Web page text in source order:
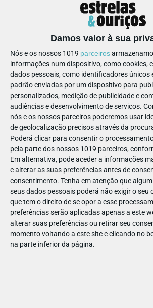
Damos valor à sua
Nós e os nossos 1019 parceiros
informações num dispositivo, como cookies,
dados pessoais, como identificadores únicos
padrão enviadas por um dispositivo para
personalizados, medição de publicidade e
audiências e desenvolvimento de serviços.
nós e os nossos parceiros poderemos usar
de geolocalização precisos através da
Poderá clicar para consentir o
pela parte dos nossos 1019 parceiros,
Em alternativa, pode aceder a informações
e alterar as suas preferências antes de
consentimento. Tenha em atenção que
seus dados pessoais poderá não exigir o seu
que tem o direito de se opor a esse
preferências serão aplicadas apenas a este
alterar suas preferências ou retirar seu
momento voltando a este site e clicando no
na parte inferior da página.